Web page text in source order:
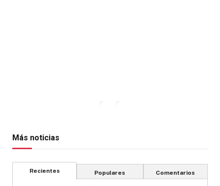
Más noticias
Recientes Populares Comentarios